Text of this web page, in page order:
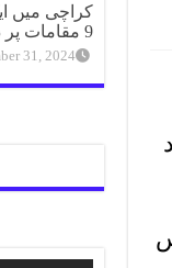
کراچی میں
9 مقامات پر دھرنے دے دیے
31, 2024